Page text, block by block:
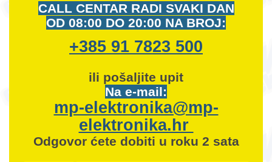
CALL CENTAR RADI SVAKI DAN
OD 08:00 DO 20:00 NA BROJ:
+385 91 7823 500
ili pošaljite upit
Na e-mail:
mp-elektronika@mp-
elektronika.hr
Odgovor ćete dobiti u roku 2 sata